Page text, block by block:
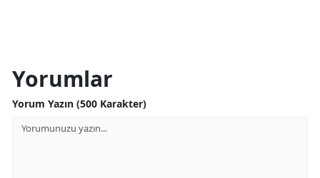
Yorumlar
Yorum Yazın (500 Karakter)